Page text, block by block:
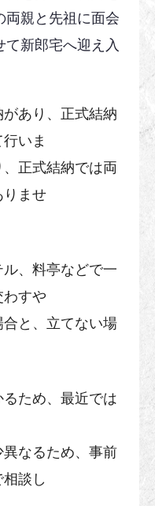
両親と先祖に面会
て新郎宅へ迎え入
あり、正式結納
いま
正式結納では両
りませ
、料亭などで一
わすや
合と、立てない場
ため、最近では
なるため、事前
談し